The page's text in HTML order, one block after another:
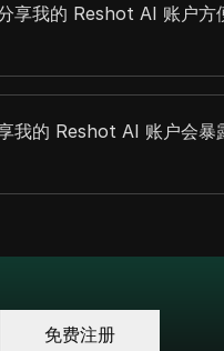
享我的 Reshot AI 账户方
我的 Reshot AI 账户会暴
免费注册